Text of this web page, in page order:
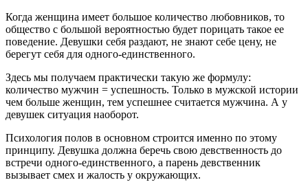
Когда женщина имеет большое количество любовников, то
общество с большой вероятностью будет порицать такое ее
поведение. Девушки себя раздают, не знают себе цену, не
берегут себя для одного-единственного.
Здесь мы получаем практически такую же формулу:
количество мужчин = успешность. Только в мужской истории
чем больше женщин, тем успешнее считается мужчина. А у
девушек ситуация наоборот.
Психология полов в основном строится именно по этому
принципу. Девушка должна беречь свою девственность до
встречи одного-единственного, а парень девственник
вызывает смех и жалость у окружающих.